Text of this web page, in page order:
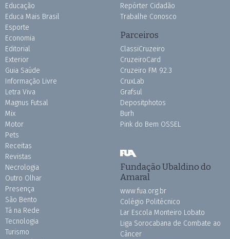
Educação
Educa Mais Brasil
Esporte
Economia
Editorial
Exterior
Guia Saúde
Informação Livre
Letra Viva
Magnus Futsal
Mix
Motor
Pets
Receitas
Revistas
Necrologia
Outro Olhar
Presença
São Bento
Tá na Rede
Tecnologia
Turismo
Repórter Cidadão
Trabalhe Conosco
Parceiros
ClassiCruzeiro
CruzeiroCard
Cruzeiro FM 92.3
CruxLab
Grafsul
Depositphotos
Burh
Pink do Bem OSSEL
Fundação Ubaldino do
Amaral
www.fua.org.br
Colégio Politécnico
Lar Escola Monteiro Lobato
Liga Sorocabana de Combate ao
Câncer